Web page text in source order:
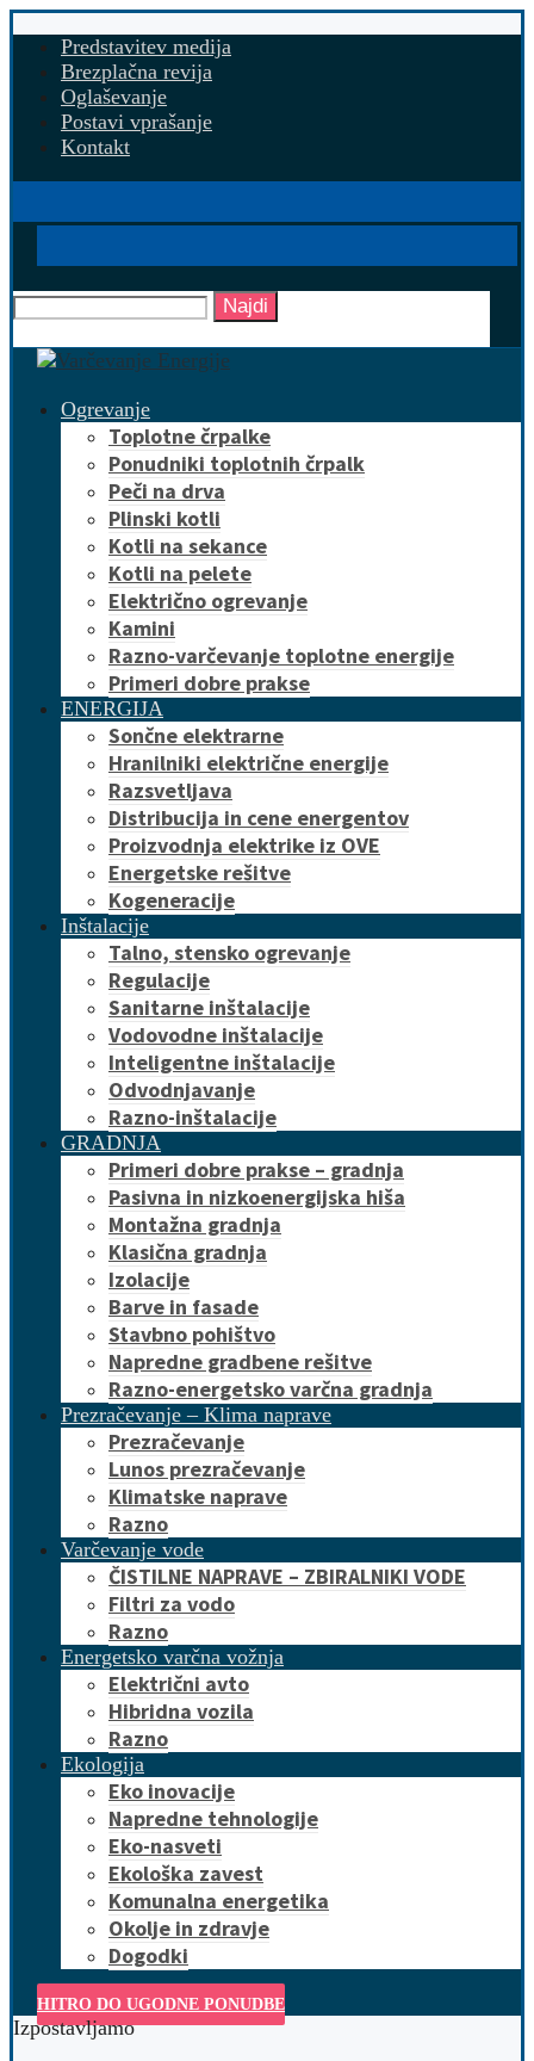
Predstavitev medija
Brezplačna revija
Oglaševanje
Postavi vprašanje
Kontakt
Najdi
Ogrevanje
Toplotne črpalke
Ponudniki toplotnih črpalk
Peči na drva
Plinski kotli
Kotli na sekance
Kotli na pelete
Električno ogrevanje
Kamini
Razno-varčevanje toplotne energije
Primeri dobre prakse
ENERGIJA
Sončne elektrarne
Hranilniki električne energije
Razsvetljava
Distribucija in cene energentov
Proizvodnja elektrike iz OVE
Energetske rešitve
Kogeneracije
Inštalacije
Talno, stensko ogrevanje
Regulacije
Sanitarne inštalacije
Vodovodne inštalacije
Inteligentne inštalacije
Odvodnjavanje
Razno-inštalacije
GRADNJA
Primeri dobre prakse – gradnja
Pasivna in nizkoenergijska hiša
Montažna gradnja
Klasična gradnja
Izolacije
Barve in fasade
Stavbno pohištvo
Napredne gradbene rešitve
Razno-energetsko varčna gradnja
Prezračevanje – Klima naprave
Prezračevanje
Lunos prezračevanje
Klimatske naprave
Razno
Varčevanje vode
ČISTILNE NAPRAVE – ZBIRALNIKI VODE
Filtri za vodo
Razno
Energetsko varčna vožnja
Električni avto
Hibridna vozila
Razno
Ekologija
Eko inovacije
Napredne tehnologije
Eko-nasveti
Ekološka zavest
Komunalna energetika
Okolje in zdravje
Dogodki
HITRO DO UGODNE PONUDBE
Izpostavljamo